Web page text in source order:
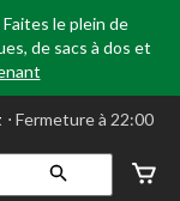
le plein de
de sacs à dos et
⋅ Fermeture à 22:00